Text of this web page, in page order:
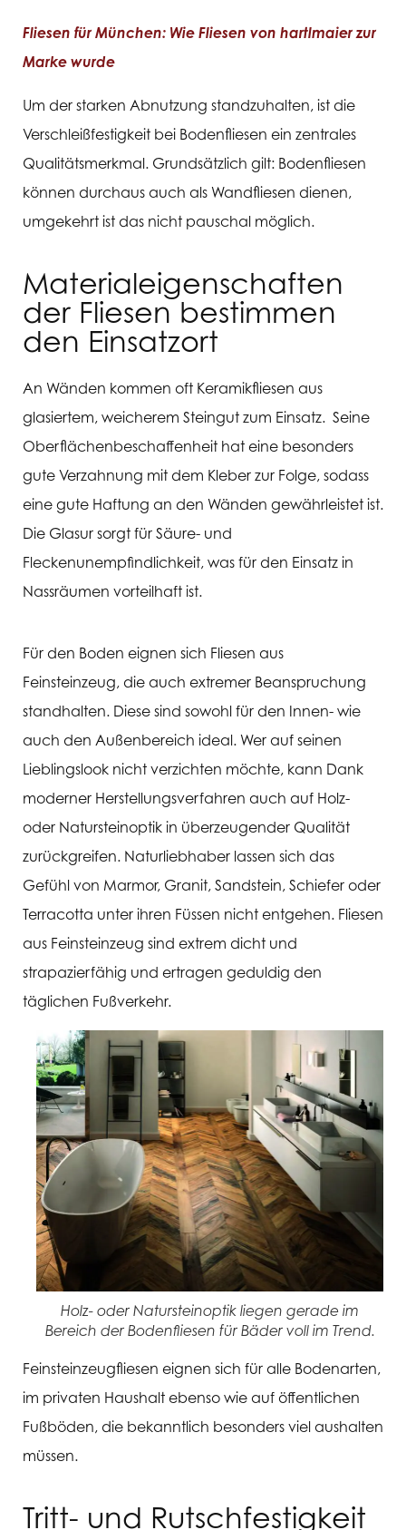
Fliesen für München: Wie Fliesen von hartlmaier zur
Marke wurde
Um der starken Abnutzung standzuhalten, ist die
Verschleißfestigkeit bei Bodenfliesen ein zentrales
Qualitätsmerkmal. Grundsätzlich gilt: Bodenfliesen
können durchaus auch als Wandfliesen dienen,
umgekehrt ist das nicht pauschal möglich.
Materialeigenschaften
der Fliesen bestimmen
den Einsatzort
An Wänden kommen oft Keramikfliesen aus
glasiertem, weicherem Steingut zum Einsatz. Seine
Oberflächenbeschaffenheit hat eine besonders
gute Verzahnung mit dem Kleber zur Folge, sodass
eine gute Haftung an den Wänden gewährleistet ist.
Die Glasur sorgt für Säure- und
Fleckenunempfindlichkeit, was für den Einsatz in
Nassräumen vorteilhaft ist.
Für den Boden eignen sich Fliesen aus
Feinsteinzeug, die auch extremer Beanspruchung
standhalten. Diese sind sowohl für den Innen- wie
auch den Außenbereich ideal. Wer auf seinen
Lieblingslook nicht verzichten möchte, kann Dank
moderner Herstellungsverfahren auch auf Holz-
oder Natursteinoptik in überzeugender Qualität
zurückgreifen. Naturliebhaber lassen sich das
Gefühl von Marmor, Granit, Sandstein, Schiefer oder
Terracotta unter ihren Füssen nicht entgehen. Fliesen
aus Feinsteinzeug sind extrem dicht und
strapazierfähig und ertragen geduldig den
täglichen Fußverkehr.
Holz- oder Natursteinoptik liegen gerade im
Bereich der Bodenfliesen für Bäder voll im Trend.
Feinsteinzeugfliesen eignen sich für alle Bodenarten,
im privaten Haushalt ebenso wie auf öffentlichen
Fußböden, die bekanntlich besonders viel aushalten
müssen.
Tritt- und Rutschfestigkeit